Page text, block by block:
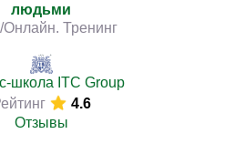
людьми
Тренинг
школа ITC Group
4.6
Отзывы